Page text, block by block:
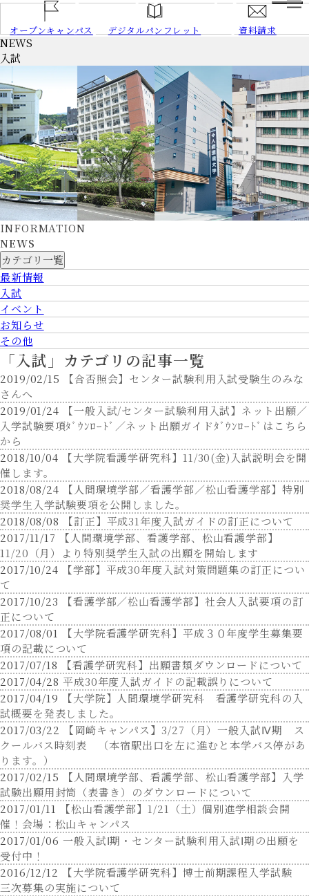
オープンキャンパス デジタルパンフレット 資料請求
大学案内
学長あいさつ
建学の精神、教育の理念
大学の特長
3つのポリシー
情報公開
大学データ
交通アクセス
学部／大学院
学部／大学院トップ
心理学部 岡崎キャンパス
心理学部 心理学科 岡崎キャンパス
心理学部 犯罪心理学科 岡崎キャンパス
環境科学部 岡崎キャンパス
環境科学部
フィールド生態学科
環境科学部
人間・動物行動科学科 岡崎キャンパス
環境科学部
環境データサイエンス
2027年4月学科改組予定
岡崎キャンパス
看護学部 看護学科 大府キャンパス
大学院 人間環境学研究
科
岡崎キャンパス
大学院 看護学研究科 大府キャンパス
愛媛県
総合心理学部 松山道後
総合心理学部
総合心理学科
松山道後キャンパス
総合心理学部
総合犯罪心理学科
松山道後キャンパス
総合環境学部 松山道後キャンパス
総合環境学部
フィールド自然学
科
松山道後キャンパス
総合環境学部
環境情報学科
松山道後キャンパス
松山看護学部 松山キャンパス
松山看護学部 看護学科 松山キャンパス
大学院 総合心理学
研究科
松山道後
大学院 松山看護学研究
科
卒業生MESSAGE
入試情報
令和9年度
HOME
NEWS
入試
INFORMATION
NEWS
カテゴリ一覧
最新情報
入試
イベント
お知らせ
その他
「入試」カテゴリの記事一覧
2019/02/15
【合否照会】センター試験利用入試受験生のみな
さんへ
2019/01/24
【一般入試/センター試験利用入試】ネット出願／
入学試験要項ﾀﾞｳﾝﾛｰﾄﾞ／ネット出願ガイドﾀﾞｳﾝﾛｰﾄﾞはこちら
から
2018/10/04
【大学院看護学研究科】11/30(金)入試説明会を開
催します。
2018/08/24
【人間環境学部／看護学部／松山看護学部】特別
奨学生入学試験要項を公開しました。
2018/08/08
【訂正】平成31年度入試ガイドの訂正について
2017/11/17
【人間環境学部、看護学部、松山看護学部】
11/20（月）より特別奨学生入試の出願を開始します
2017/10/24
【学部】平成30年度入試対策問題集の訂正につい
て
2017/10/23
【看護学部／松山看護学部】社会人入試要項の訂
正について
2017/08/01
【大学院看護学研究科】平成３０年度学生募集要
項の記載について
2017/07/18
【看護学研究科】出願書類ダウンロードについて
2017/04/28 平成30年度入試ガイドの記載誤りについて
2017/04/19
【大学院】人間環境学研究科 看護学研究科の入
試概要を発表しました。
2017/03/22
【岡崎キャンパス】3/27（月）一般入試Ⅳ期 ス
クールバス時刻表 （本宿駅出口を左に進むと本学バス停があ
ります。）
2017/02/15
【人間環境学部、看護学部、松山看護学部】入学
試験出願用封筒（表書き）のダウンロードについて
2017/01/11
【松山看護学部】1/21（土）個別進学相談会開
催！会場：松山キャンパス
2017/01/06 一般入試Ⅰ期・センター試験利用入試Ⅰ期の出願を
受付中！
2016/12/12
【大学院看護学研究科】博士前期課程入学試験
三次募集の実施について